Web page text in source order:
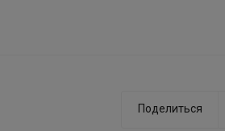
Поделиться